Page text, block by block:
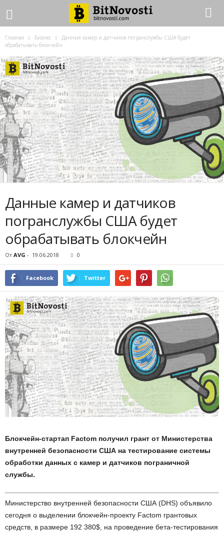
Главная Бизнес
Данные камер и датчиков погранслужбы США будет
обрабатывать блокчейн
Данные камер и датчиков
погранслужбы США будет
обрабатывать блокчейн
От AVG - 19.06.2018 0
Facebook Twitter
Блокчейн-стартап Factom получил грант от Министерства
внутренней безопасности США на тестирование системы
обработки данных с камер и датчиков пограничной
службы.
Министерство внутренней безопасности США (DHS) объявило
сегодня о выделении блокчейн-проекту Factom грантовых
средств, в размере 192 380$, на проведение бета-тестирования